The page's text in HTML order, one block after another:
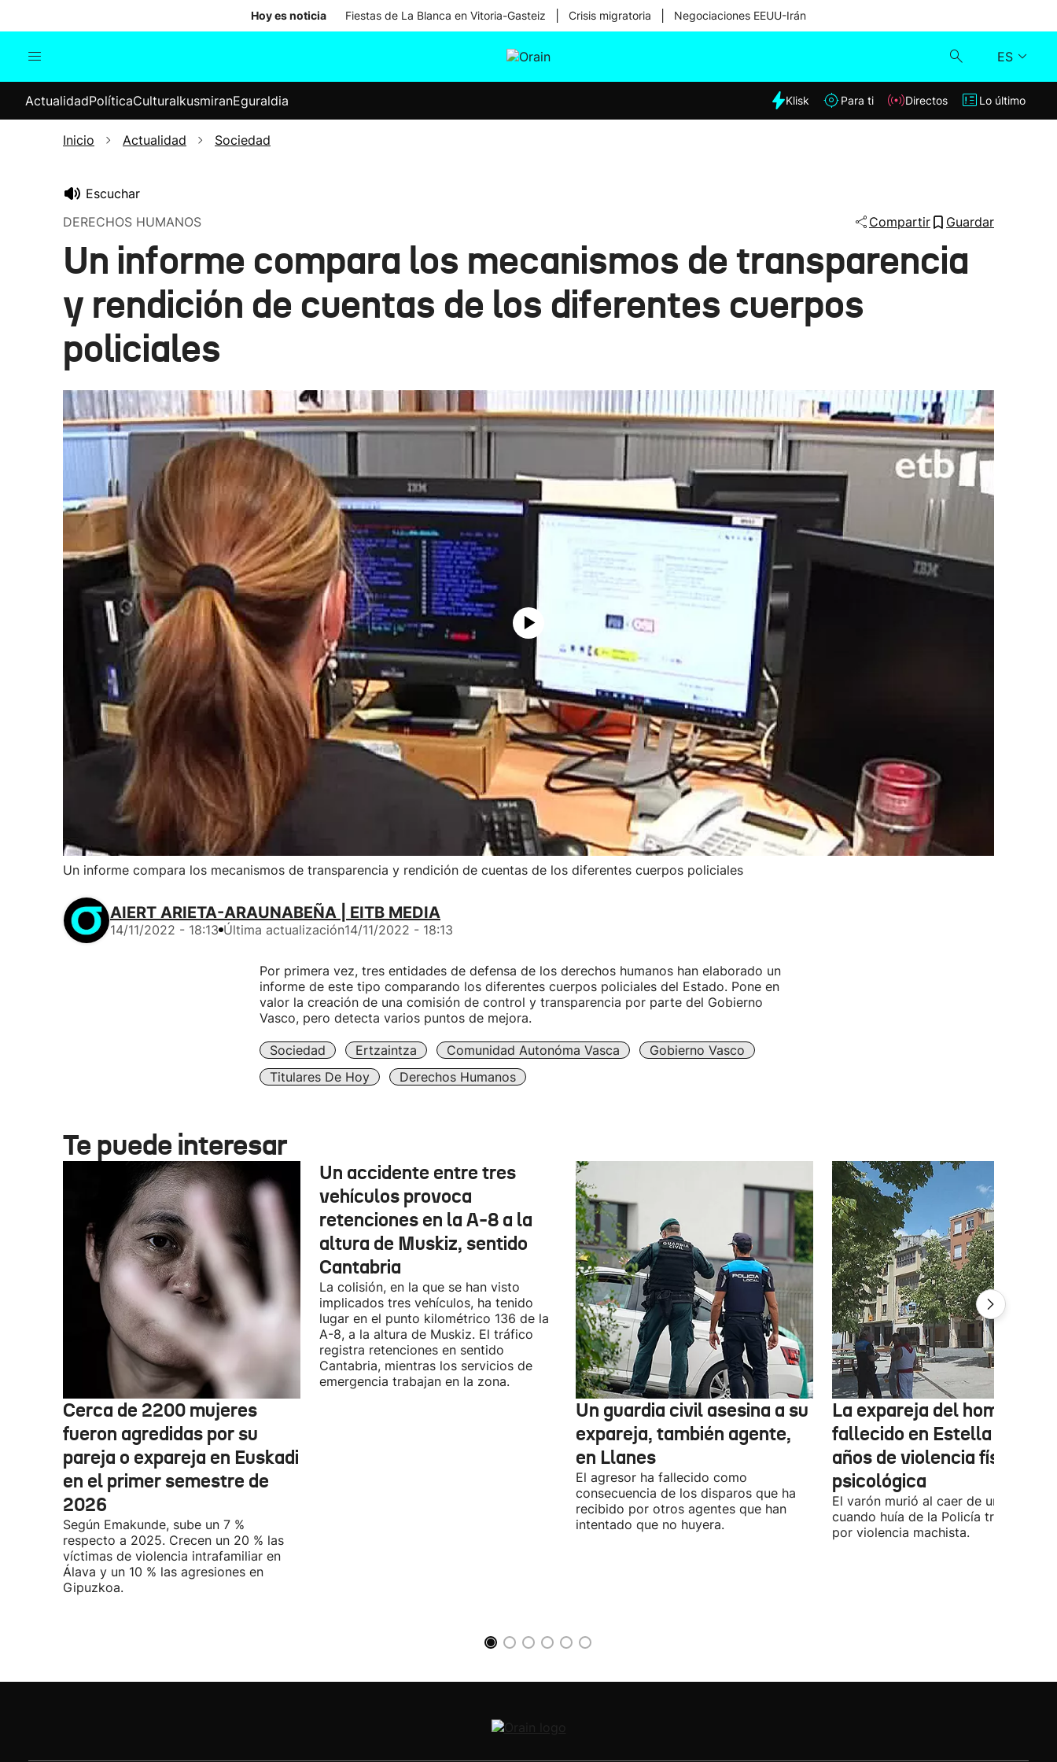
Hoy es noticia Fiestas de La Blanca en Vitoria-Gasteiz Crisis migratoria Negociaciones EEUU-Irán
ES
Internacional
Elecciones
Klisk
Lo último
ActualidadPolíticaCulturaIkusmiranEguraldia Klisk Para ti Directos Lo último
Inicio Actualidad Sociedad
Escuchar
DERECHOS HUMANOS
Compartir Guardar
Un informe compara los mecanismos de transparencia
y rendición de cuentas de los diferentes cuerpos
policiales
Un informe compara los mecanismos de transparencia y rendición de cuentas de los diferentes cuerpos policiales
AIERT ARIETA-ARAUNABEÑA | EITB MEDIA
14/11/2022 - 18:13 Última actualización14/11/2022 - 18:13
Por primera vez, tres entidades de defensa de los derechos humanos han elaborado un
informe de este tipo comparando los diferentes cuerpos policiales del Estado. Pone en
valor la creación de una comisión de control y transparencia por parte del Gobierno
Vasco, pero detecta varios puntos de mejora.
Sociedad Ertzaintza Comunidad Autonóma Vasca
Gobierno Vasco
Titulares De Hoy
Derechos Humanos
Te puede interesar
Cerca de 2200 mujeres
fueron agredidas por su
pareja o expareja en Euskadi
en el primer semestre de
2026
Según Emakunde, sube un 7 %
respecto a 2025. Crecen un 20 % las
víctimas de violencia intrafamiliar en
Álava y un 10 % las agresiones en
Gipuzkoa.
Un accidente entre tres
vehículos provoca
retenciones en la A-8 a la
altura de Muskiz, sentido
Cantabria
La colisión, en la que se han visto
implicados tres vehículos, ha tenido
lugar en el punto kilométrico 136 de la
A-8, a la altura de Muskiz. El tráfico
registra retenciones en sentido
Cantabria, mientras los servicios de
emergencia trabajan en la zona.
Un guardia civil asesina a su
expareja, también agente,
en Llanes
El agresor ha fallecido como
consecuencia de los disparos que ha
recibido por otros agentes que han
intentado que no huyera.
La expareja del hombre
fallecido en Estella relata
años de violencia física y
psicológica
El varón murió al caer de un balcón
cuando huía de la Policía tras un
por violencia machista.